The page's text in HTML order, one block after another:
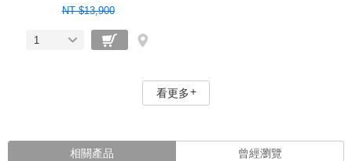
NT $13,900
1
看更多
相關產品 曾經瀏覽